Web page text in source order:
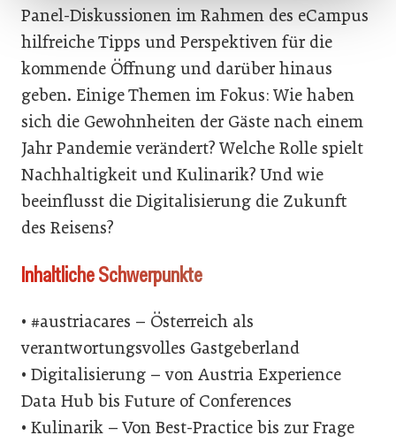
Panel-Diskussionen im Rahmen des eCampus
hilfreiche Tipps und Perspektiven für die
kommende Öffnung und darüber hinaus
geben. Einige Themen im Fokus: Wie haben
sich die Gewohnheiten der Gäste nach einem
Jahr Pandemie verändert? Welche Rolle spielt
Nachhaltigkeit und Kulinarik? Und wie
beeinflusst die Digitalisierung die Zukunft
des Reisens?
Inhaltliche Schwerpunkte
• #austriacares – Österreich als
verantwortungsvolles Gastgeberland
• Digitalisierung – von Austria Experience
Data Hub bis Future of Conferences
• Kulinarik – Von Best-Practice bis zur Frage